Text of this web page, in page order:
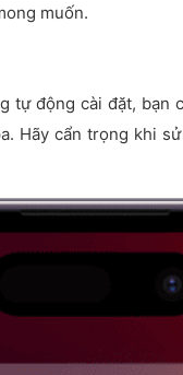
muốn.
tự động cài đặt,
. Hãy cẩn trọng khi